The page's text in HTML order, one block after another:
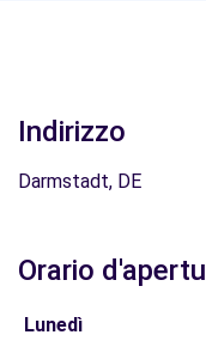
Indirizzo
Darmstadt, DE
Orario
Lunedì